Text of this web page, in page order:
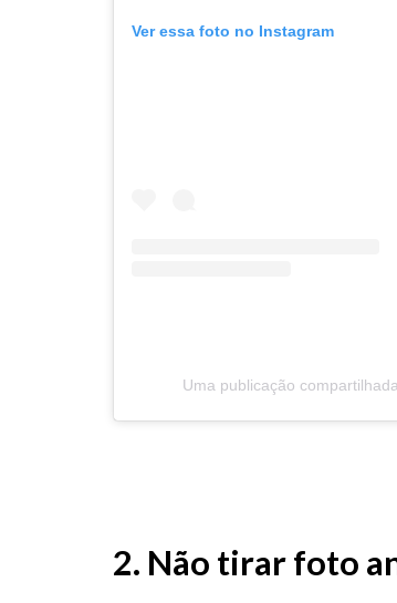
Ver essa foto no Instagram
Uma publicação
2. Não tirar foto